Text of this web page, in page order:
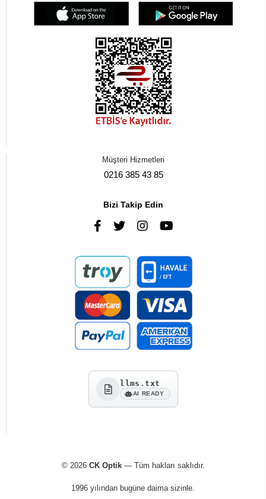
Müşteri Hizmetleri
0216 385 43 85
Bizi Takip Edin
llms.txt
AI READY
© 2026 CK Optik— Tüm hakları saklıdır.
1996 yılından bugüne daima sizinle.